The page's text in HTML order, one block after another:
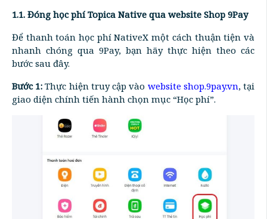
1.1. Đóng học phí Topica Native qua website Shop 9Pay
Để thanh toán học phí NativeX một cách thuận tiện và
nhanh chóng qua 9Pay, bạn hãy thực hiện theo các
bước sau đây.
Bước 1: Thực hiện truy cập vào website shop.9pay.vn, tại
giao diện chính tiến hành chọn mục “Học phí”.